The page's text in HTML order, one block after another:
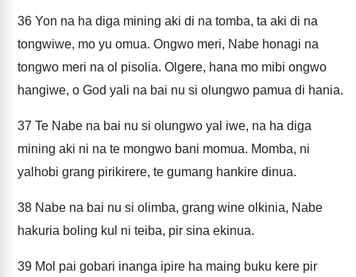
36 Yon na ha diga mining aki di na tomba, ta aki di na
tongwiwe, mo yu omua. Ongwo meri, Nabe honagi na
tongwo meri na ol pisolia. Olgere, hana mo mibi ongwo
hangiwe, o God yali na bai nu si olungwo pamua di hania.
37 Te Nabe na bai nu si olungwo yal iwe, na ha diga
mining aki ni na te mongwo bani momua. Momba, ni
yalhobi grang pirikirere, te gumang hankire dinua.
38 Nabe na bai nu si olimba, grang wine olkinia, Nabe
hakuria boling kul ni teiba, pir sina ekinua.
39 Mol pai gobari inanga ipire ha maing buku kere pir